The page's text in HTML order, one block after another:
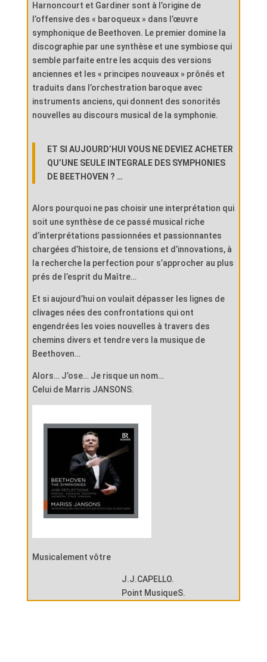
Harnoncourt et Gardiner sont à l’origine de
l’offensive des « baroqueux » dans l’œuvre
symphonique de Beethoven. Le premier domine la
discographie par une synthèse et une symbiose qui
semble parfaite entre les acquis des versions
anciennes et les « principes nouveaux » prônés et
traduits dans l’orchestration baroque avec
instruments anciens, qui donnent des sonorités
nouvelles au discours musical de la symphonie.
ET SI AUJOURD’HUI VOUS NE DEVIEZ ACHETER
QU’UNE SEULE INTEGRALE DES SYMPHONIES
DE BEETHOVEN ? …
Alors pourquoi ne pas choisir une interprétation qui
soit une synthèse de ce passé musical riche
d’interprétations passionnées et passionnantes
chargées d’histoire, de tensions et d’innovations, à
la recherche la perfection pour s’approcher au plus
prés de l’esprit du Maître…
Et si aujourd’hui on voulait dépasser les lignes de
clivages nées des confrontations qui ont
engendrées les voies nouvelles à travers des
chemins divers et tendre vers la musique de
Beethoven…
Alors… J’ose… Je risque un nom…
Celui de Marris JANSONS.
Musicalement vôtre
J.J.CAPELLO.
Point MusiqueS.